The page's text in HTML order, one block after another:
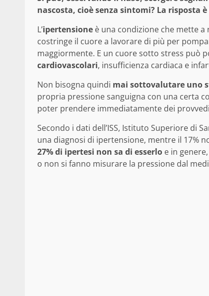
nascosta, cioè senza sintomi? La risposta è
L’ipertensione è una condizione che mette
costringe il cuore a lavorare di più per
maggiormente. E un cuore sotto stress può
cardiovascolari, insufficienza cardiaca e
Non bisogna quindi mai sottovalutare uno
propria pressione sanguigna con una certa
poter prendere immediatamente dei
Secondo i dati dell’ISS, Istituto Superiore di
una diagnosi di ipertensione, mentre il 17%
27% di ipertesi non sa di esserlo e in
o non si fanno misurare la pressione dal